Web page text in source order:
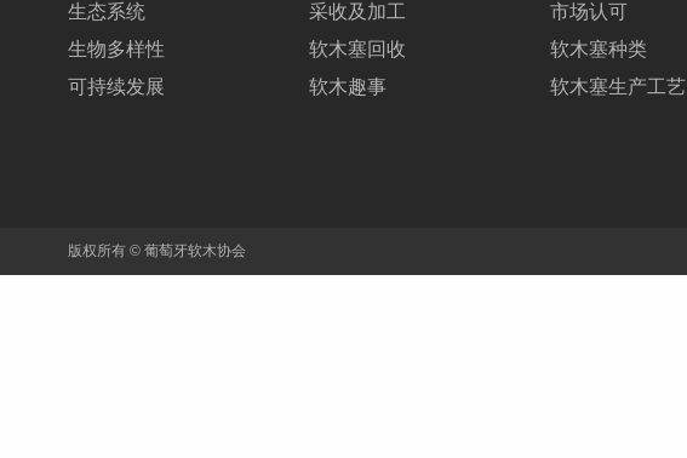
生态系统
生物多样性
可持续发展
采收及加工
软木塞回收
软木趣事
市场认可
软木塞种类
软木塞生产工艺
版权所有 © 葡萄牙软木协会